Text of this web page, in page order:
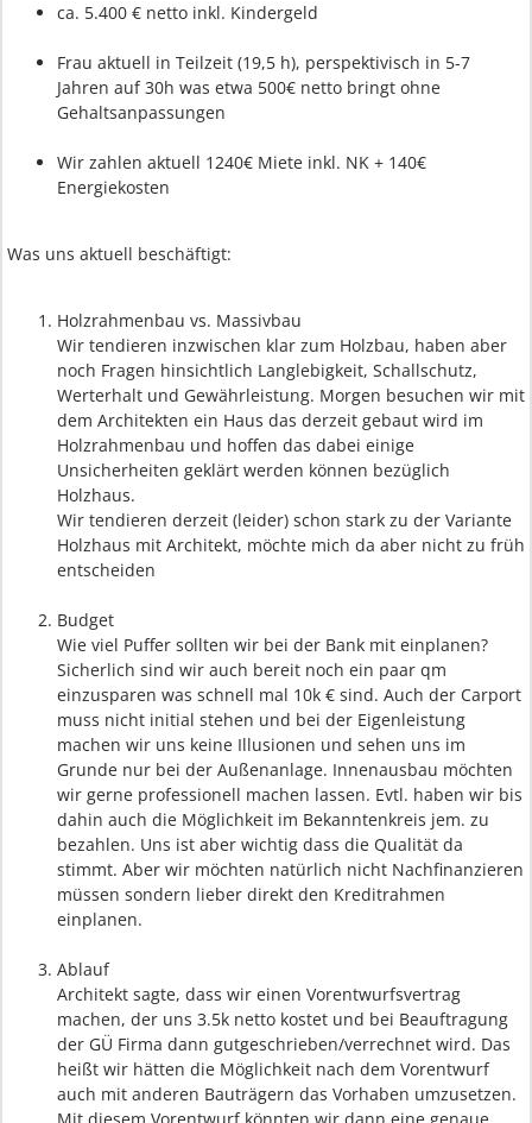
ca. 5.400 € netto inkl. Kindergeld
Frau aktuell in Teilzeit (19,5 h), perspektivisch in 5-7
Jahren auf 30h was etwa 500€ netto bringt ohne
Gehaltsanpassungen
Wir zahlen aktuell 1240€ Miete inkl. NK + 140€
Energiekosten
Was uns aktuell beschäftigt:
Holzrahmenbau vs. Massivbau
Wir tendieren inzwischen klar zum Holzbau, haben aber
noch Fragen hinsichtlich Langlebigkeit, Schallschutz,
Werterhalt und Gewährleistung. Morgen besuchen wir mit
dem Architekten ein Haus das derzeit gebaut wird im
Holzrahmenbau und hoffen das dabei einige
Unsicherheiten geklärt werden können bezüglich
Holzhaus.
Wir tendieren derzeit (leider) schon stark zu der Variante
Holzhaus mit Architekt, möchte mich da aber nicht zu früh
entscheiden
Budget
Wie viel Puffer sollten wir bei der Bank mit einplanen?
Sicherlich sind wir auch bereit noch ein paar qm
einzusparen was schnell mal 10k € sind. Auch der Carport
muss nicht initial stehen und bei der Eigenleistung
machen wir uns keine Illusionen und sehen uns im
Grunde nur bei der Außenanlage. Innenausbau möchten
wir gerne professionell machen lassen. Evtl. haben wir bis
dahin auch die Möglichkeit im Bekanntenkreis jem. zu
bezahlen. Uns ist aber wichtig dass die Qualität da
stimmt. Aber wir möchten natürlich nicht Nachfinanzieren
müssen sondern lieber direkt den Kreditrahmen
einplanen.
Ablauf
Architekt sagte, dass wir einen Vorentwurfsvertrag
machen, der uns 3.5k netto kostet und bei Beauftragung
der GÜ Firma dann gutgeschrieben/verrechnet wird. Das
heißt wir hätten die Möglichkeit nach dem Vorentwurf
auch mit anderen Bauträgern das Vorhaben umzusetzen.